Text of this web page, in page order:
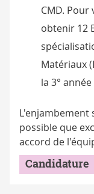
CMD.
obtenir 12
Matériaux
la 3°
L'enjambement
possible que
accord de
Candidature